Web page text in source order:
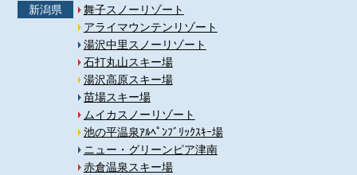
新潟県
舞子スノーリゾート
アライマウンテンリゾート
湯沢中里スノーリゾート
石打丸山スキー場
湯沢高原スキー場
苗場スキー場
ムイカスノーリゾート
池の平温泉ｱﾙﾍﾟﾝﾌﾞﾘｯｸｽｷｰ場
ニュー・グリーンピア津南
赤倉温泉スキー場